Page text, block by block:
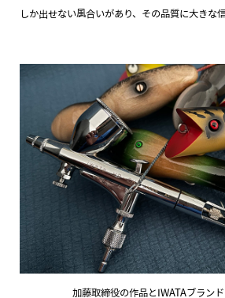
しか出せない風合いがあり、その品質に大きな
加藤取締役の作品とIWATAブラン